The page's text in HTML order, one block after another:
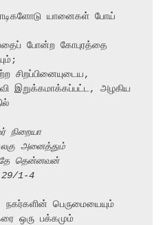
யானைகள் போய்
போன்ற கோபுரத்தை
சிறப்பினையுடைய,
இறுக்கமாக்கப்பட்ட, அழகிய
நிறையா
அனைத்தும்
தென்னவன்
1-4
பெருமையையும்
ஒரு பக்கமும்